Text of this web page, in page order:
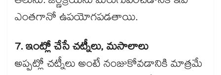
ఎంతగానో ఉపయోగపడతాయి.
7. ఇంట్లో చేసే చట్నీలు, మసాలాలు
అప్పట్లో చట్నీలు అంటే నంజుకోవడానికి మాత్రమే